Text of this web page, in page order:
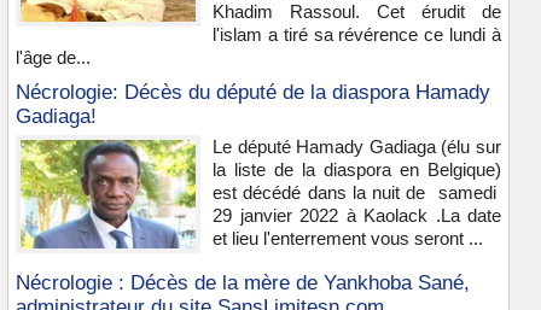
Khadim Rassoul. Cet érudit de
l'islam a tiré sa révérence ce lundi à
l'âge de...
Nécrologie: Décès du député de la diaspora Hamady
Gadiaga!
Le député Hamady Gadiaga (élu sur
la liste de la diaspora en Belgique)
est décédé dans la nuit de samedi
29 janvier 2022 à Kaolack .La date
et lieu l'enterrement vous seront ...
Nécrologie : Décès de la mère de Yankhoba Sané,